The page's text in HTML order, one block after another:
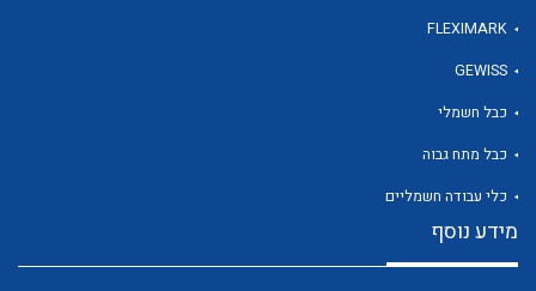
FLEXIMARK
GEWISS
כבל חשמלי
כבל מתח גבוה
כלי עבודה חשמליים
מידע נוסף